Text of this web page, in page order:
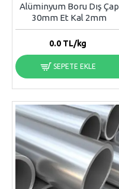
Alüminyum Boru Dış Çap
30mm Et Kal 2mm
0.0TL/kg
SEPETE EKLE